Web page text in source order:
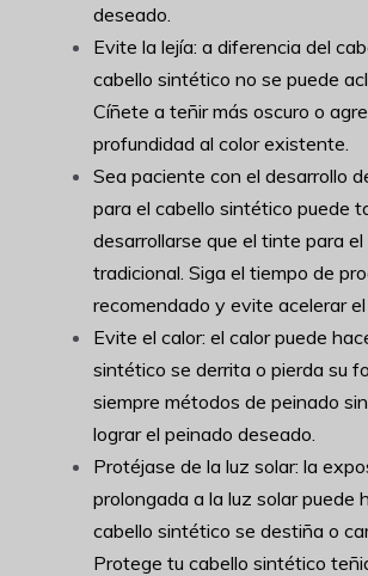
deseado.
Evite la lejía: a diferencia del
cabello sintético no se puede
Cíñete a teñir más oscuro o
profundidad al color existente.
Sea paciente con el desarrollo
para el cabello sintético puede
desarrollarse que el tinte para el
tradicional. Siga el tiempo de
recomendado y evite acelerar el
Evite el calor: el calor puede
sintético se derrita o pierda su
siempre métodos de peinado
lograr el peinado deseado.
Protéjase de la luz solar: la
prolongada a la luz solar puede
cabello sintético se destiña o
Protege tu cabello sintético